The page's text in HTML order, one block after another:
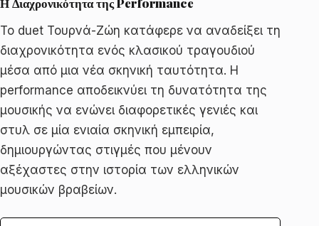
Το duet Τουρνά-Ζώη κατάφερε να αναδείξει τη
διαχρονικότητα ενός κλασικού τραγουδιού
μέσα από μια νέα σκηνική ταυτότητα. Η
performance αποδεικνύει τη δυνατότητα της
μουσικής να ενώνει διαφορετικές γενιές και
στυλ σε μία ενιαία σκηνική εμπειρία,
δημιουργώντας στιγμές που μένουν
αξέχαστες στην ιστορία των ελληνικών
μουσικών βραβείων.